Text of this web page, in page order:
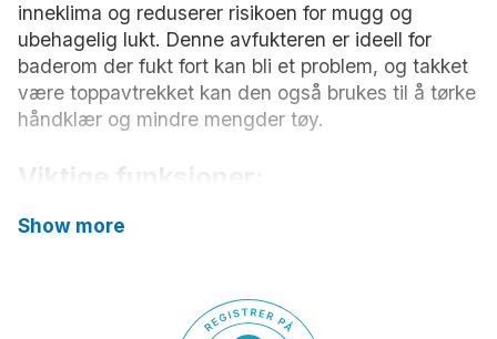
inneklima og reduserer risikoen for mugg og
ubehagelig lukt. Denne avfukteren er ideell for
baderom der fukt fort kan bli et problem, og takket
være toppavtrekket kan den også brukes til å tørke
håndklær og mindre mengder tøy.
Viktige funksjoner:
Praktisk
Show more